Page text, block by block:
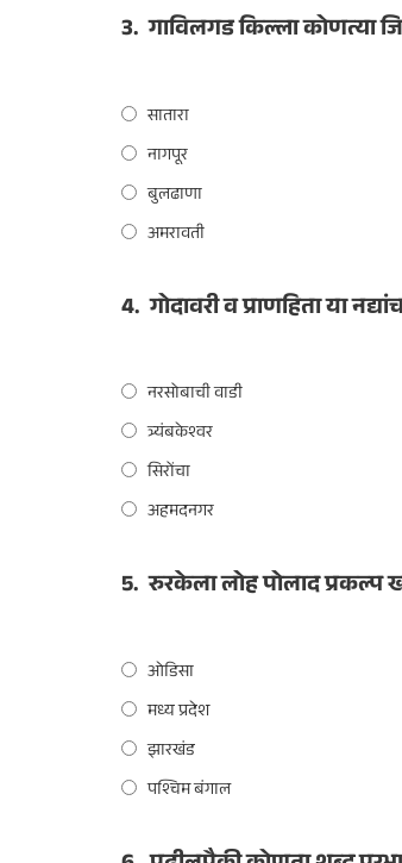
3. गाविलगड किल्ला कोणत्या
सातारा
नागपूर
बुलढाणा
अमरावती
4. गोदावरी व प्राणहिता या
नरसोबाची वाडी
त्र्यंबकेश्वर
सिरोंचा
अहमदनगर
5. रुरकेला लोह पोलाद प्रकल्प
ओडिसा
मध्य प्रदेश
झारखंड
पश्चिम बंगाल